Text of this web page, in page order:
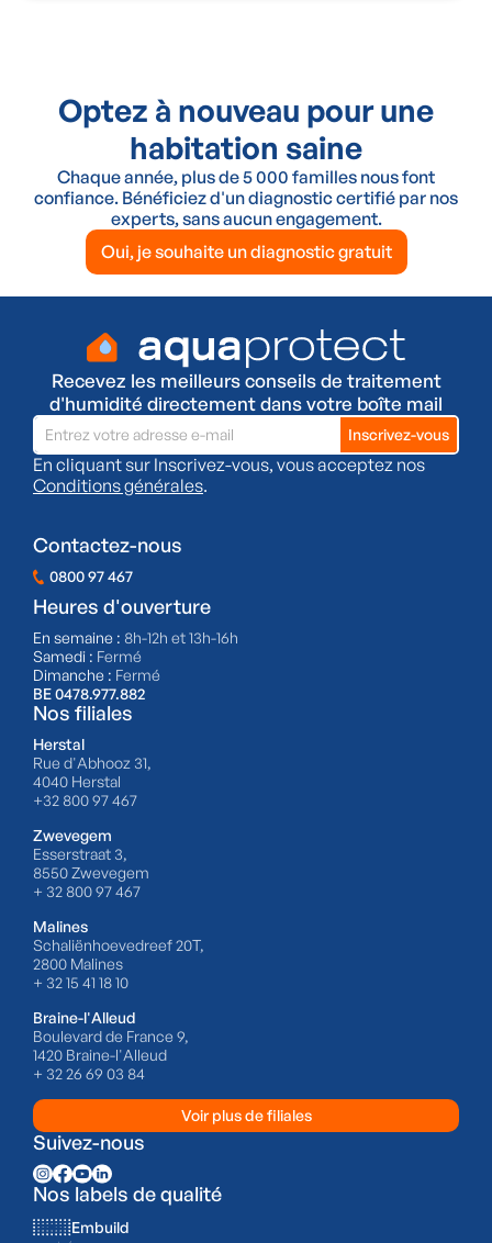
Optez à nouveau pour une
habitation saine
Chaque année, plus de 5 000 familles nous font
confiance. Bénéficiez d'un diagnostic certifié par nos
experts, sans aucun engagement.
Oui, je souhaite un diagnostic gratuit
Recevez les meilleurs conseils de traitement
d'humidité directement dans votre boîte mail
En cliquant sur Inscrivez-vous, vous acceptez nos
Conditions générales.
Contactez-nous
0800 97 467
Heures d'ouverture
En semaine : 8h-12h et 13h-16h
Samedi : Fermé
Dimanche : Fermé
BE 0478.977.882
Nos filiales
Herstal
Rue d'Abhooz 31,
4040 Herstal
+32 800 97 467
Zwevegem
Esserstraat 3,
8550 Zwevegem
+ 32 800 97 467
Malines
Schaliënhoevedreef 20T,
2800 Malines
+ 32 15 41 18 10
Braine-l'Alleud
Boulevard de France 9,
1420 Braine-l'Alleud
+ 32 26 69 03 84
Voir plus de filiales
Suivez-nous
Nos labels de qualité
Embuild